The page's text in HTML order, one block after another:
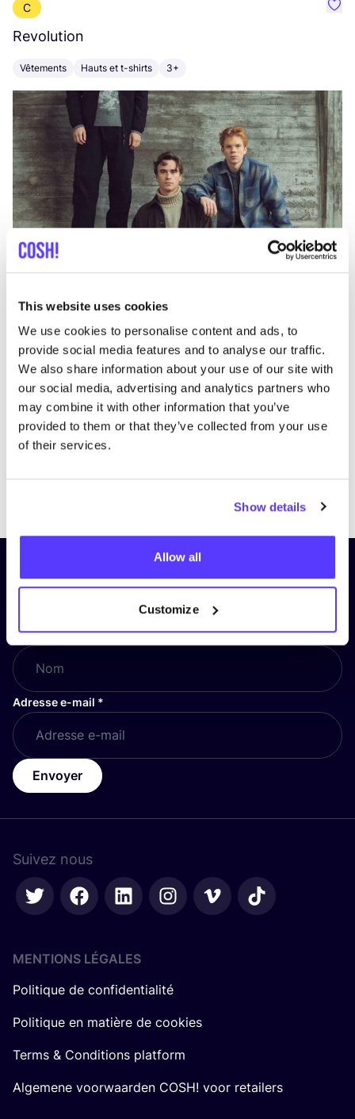
This website uses cookies
We use cookies to personalise content and ads, to
provide social media features and to analyse our traffic.
We also share information about your use of our site with
our social media, advertising and analytics partners who
may combine it with other information that you’ve
provided to them or that they’ve collected from your use
of their services.
Show details
Allow all
Customize
C
Revolution
Vêtements Hauts et t-shirts 3+
Inscrivez-vous à notre lettre
d’information et restez informé !
Nom*
Adresse e-mail *
Envoyer
Suivez nous
MENTIONS LÉGALES
Politique de confidentialité
Politique en matière de cookies
Terms & Conditions platform
Algemene voorwaarden COSH! voor retailers